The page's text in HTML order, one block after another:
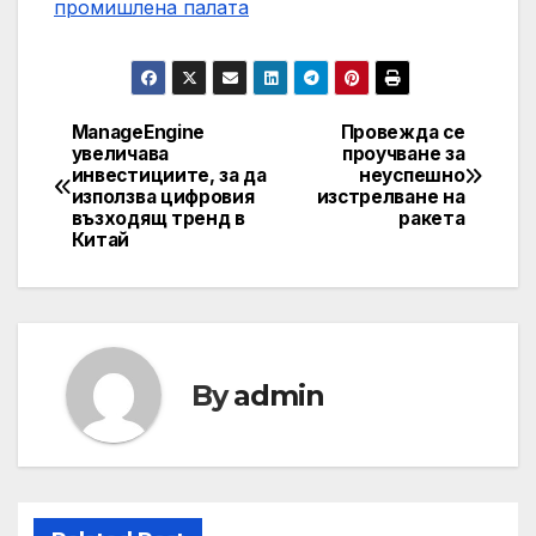
промишлена палaта
Навигация
Провежда се
проучване за
неуспешно
изстрелване на
ракета
ManageEngine
увеличава
инвестициите, за да
използва цифровия
възходящ тренд в
Китай
Byadmin